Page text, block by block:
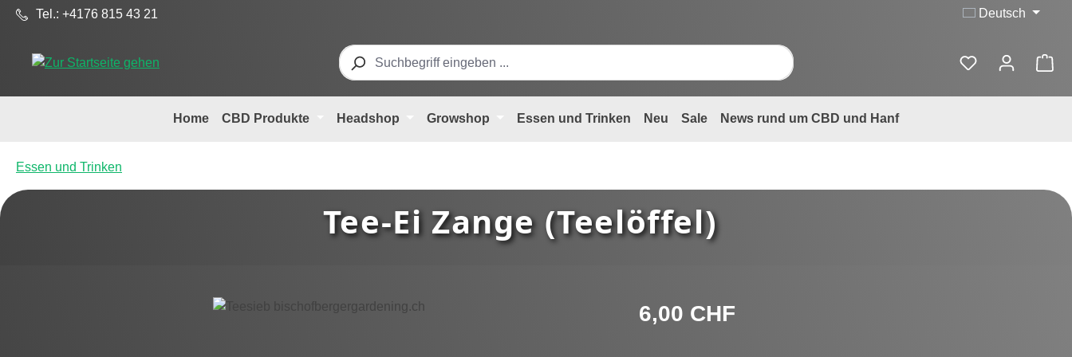
Hauptinhalt springen
Zur Suche springen
Zur Hauptnavigation springen
Tel.: +4176 815 43 21 Deutsch
Home CBD Produkte Headshop Growshop Essen und Trinken Neu Sale News rund um CBD und Hanf
Essen und Trinken
Tee-Ei Zange (Teelöffel)
Regulärer Preis:
6,00 CHF